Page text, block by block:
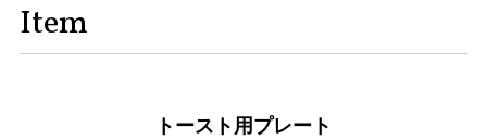
Item
トースト用プレート